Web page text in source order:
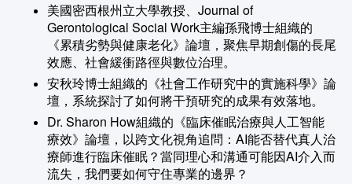
美國密西根州立大學教授、Journal of
Gerontological Social Work主編孫飛博士組織的
《累積劣勢與健康老化》論壇，聚焦早期創傷的長尾
效應、社會緩衝路徑與數位治理。
安秋玲博士組織的《社會工作研究中的實施科學》論
壇，系統探討了如何將干預研究的成果有效落地。
Dr. Sharon How組織的《臨床催眠治療與人工智能
療效》論壇，以跨文化視角追問：AI能否替代真人治
療師進行臨床催眠？當同理心和溝通可能因AI介入而
流失，我們要如何守住專業的邊界？